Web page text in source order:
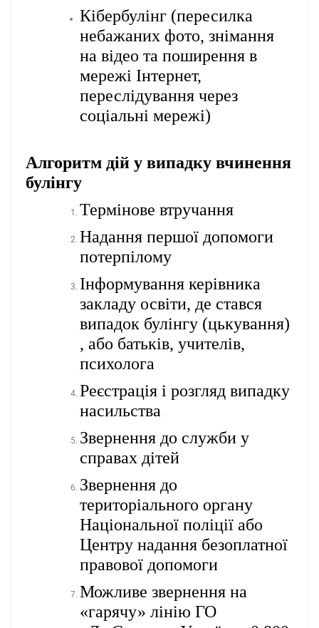
Кібербулінг (пересилка
небажаних фото, знімання
на відео та поширення в
мережі Інтернет,
переслідування через
соціальні мережі)
Алгоритм дій у випадку вчинення
булінгу
Термінове втручання
Надання першої допомоги
потерпілому
Інформування керівника
закладу освіти, де стався
випадок булінгу (цькування)
, або батьків, учителів,
психолога
Реєстрація і розгляд випадку
насильства
Звернення до служби у
справах дітей
Звернення до
територіального органу
Національної поліції або
Центру надання безоплатної
правової допомоги
Можливе звернення на
«гарячу» лінію ГО